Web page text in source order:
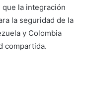
la integración
la seguridad de la
y Colombia
compartida.